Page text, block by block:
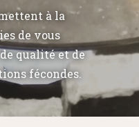
à la
de vous
qualité et de
fécondes.